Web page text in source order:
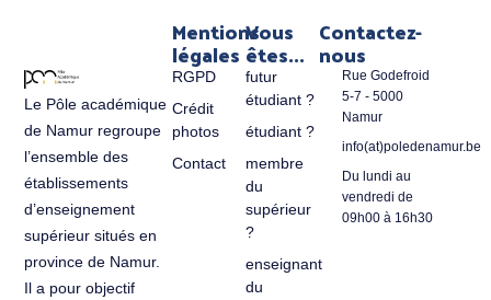
Le Pôle académique
de Namur regroupe
l’ensemble des
établissements
d’enseignement
supérieur situés en
province de Namur.
Il a pour objectif
Vous
êtes...
futur
étudiant ?
étudiant ?
membre
du
supérieur
?
enseignant
du
Mentions
légales
RGPD
Crédit
photos
Contact
Contactez-
nous
Rue Godefroid
5-7 - 5000
Namur
info(at)poledenamur.be
Du lundi au
vendredi de
09h00 à 16h30